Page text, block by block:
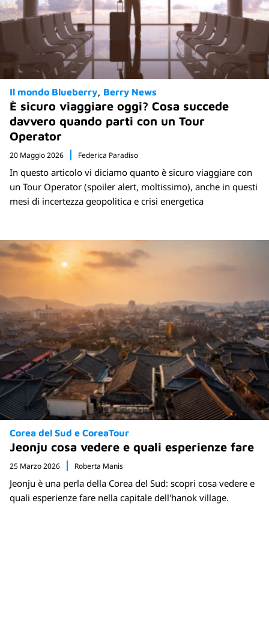
Il mondo Blueberry Berry News
È sicuro viaggiare oggi? Cosa succede
davvero quando parti con un Tour
Operator
20 Maggio 2026 Federica Paradiso
In questo articolo vi diciamo quanto è sicuro viaggiare con
un Tour Operator (spoiler alert, moltissimo), anche in questi
mesi di incertezza geopolitica e crisi energetica
Corea del Sud e CoreaTour
Jeonju cosa vedere e quali esperienze fare
25 Marzo 2026 Roberta Manis
Jeonju è una perla della Corea del Sud: scopri cosa vedere e
quali esperienze fare nella capitale dell'hanok village.